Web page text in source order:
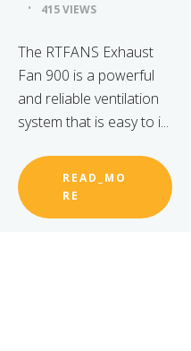
415 VIEWS
The RTFANS Exhaust
Fan 900 is a powerful
and reliable ventilation
system that is easy to i...
READ_MO
RE